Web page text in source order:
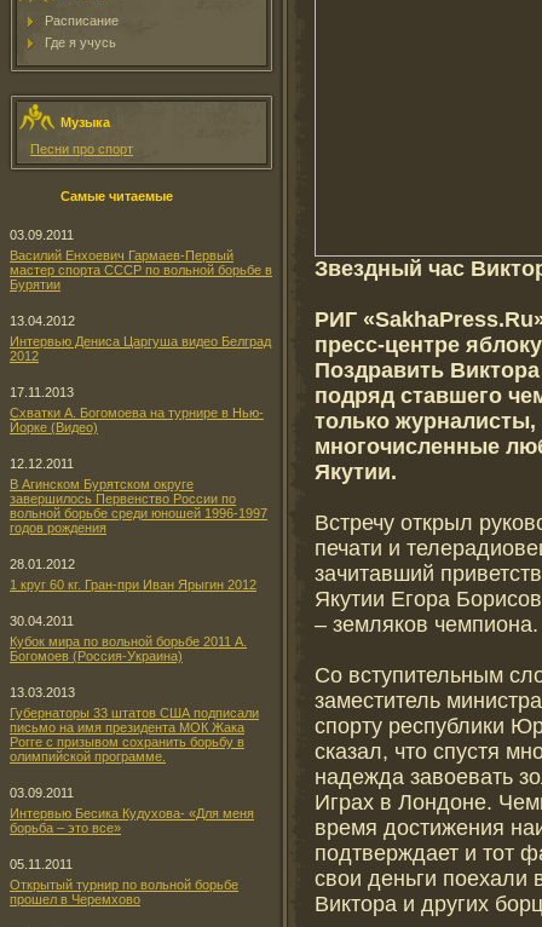
Расписание
Где я учусь
Музыка
Песни про спорт
Самые читаемые
03.09.2011
Василий Енхоевич Гармаев-Первый
мастер спорта СССР по вольной борьбе в
Бурятии
13.04.2012
Интервью Дениса Царгуша видео Белград
2012
17.11.2013
Схватки А. Богомоева на турнире в Нью-
Йорке (Видео)
12.12.2011
В Агинском Бурятском округе
завершилось Первенство России по
вольной борьбе среди юношей 1996-1997
годов рождения
28.01.2012
1 круг 60 кг. Гран-при Иван Ярыгин 2012
30.04.2011
Кубок мира по вольной борьбе 2011 А.
Богомоев (Россия-Украина)
13.03.2013
Губернаторы 33 штатов США подписали
письмо на имя президента МОК Жака
Рогге с призывом сохранить борьбу в
олимпийской программе.
03.09.2011
Интервью Бесика Кудухова- «Для меня
борьба – это все»
05.11.2011
Открытый турнир по вольной борьбе
прошел в Черемхово
Звездный час
РИГ
пресс-центре
Поздравить
подряд ставшего
только
многочисленные
Якутии.
Встречу открыл
печати и
зачитавший
Якутии Егора
– земляков чемпиона.
Со вступительным
заместитель
спорту республики
сказал, что спустя
надежда завоевать
Играх в Лондоне.
время достижения
подтверждает и тот
свои деньги поехали
Виктора и других